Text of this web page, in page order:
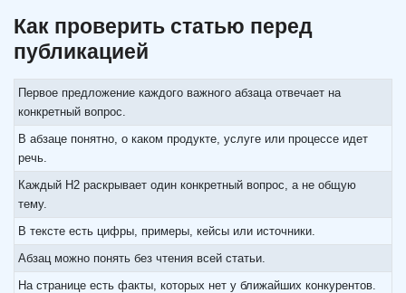
Как проверить статью перед
публикацией
Первое предложение каждого важного абзаца отвечает на
конкретный вопрос.
В абзаце понятно, о каком продукте, услуге или процессе идет
речь.
Каждый H2 раскрывает один конкретный вопрос, а не общую
тему.
В тексте есть цифры, примеры, кейсы или источники.
Абзац можно понять без чтения всей статьи.
На странице есть факты, которых нет у ближайших конкурентов.